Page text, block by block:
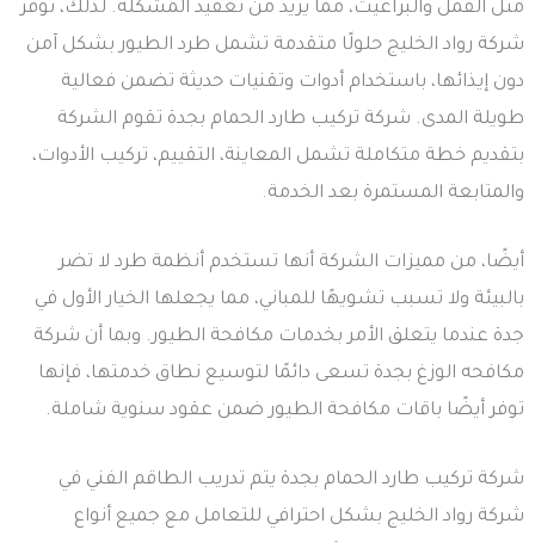
مثل القمل والبراغيث، مما يزيد من تعقيد المشكلة. لذلك، توفر
شركة رواد الخليج حلولًا متقدمة تشمل طرد الطيور بشكل آمن
دون إيذائها، باستخدام أدوات وتقنيات حديثة تضمن فعالية
طويلة المدى. شركة تركيب طارد الحمام بجدة تقوم الشركة
بتقديم خطة متكاملة تشمل المعاينة، التقييم، تركيب الأدوات،
والمتابعة المستمرة بعد الخدمة.
أيضًا، من مميزات الشركة أنها تستخدم أنظمة طرد لا تضر
بالبيئة ولا تسبب تشويهًا للمباني، مما يجعلها الخيار الأول في
جدة عندما يتعلق الأمر بخدمات مكافحة الطيور. وبما أن شركة
مكافحه الوزغ بجدة تسعى دائمًا لتوسيع نطاق خدمتها، فإنها
توفر أيضًا باقات مكافحة الطيور ضمن عقود سنوية شاملة.
شركة تركيب طارد الحمام بجدة يتم تدريب الطاقم الفني في
شركة رواد الخليج بشكل احترافي للتعامل مع جميع أنواع